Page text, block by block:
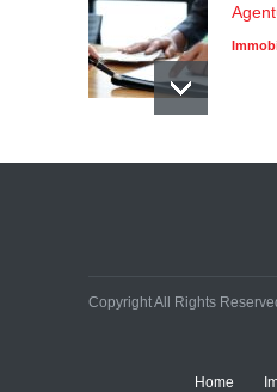
Copyright All Rights
Home